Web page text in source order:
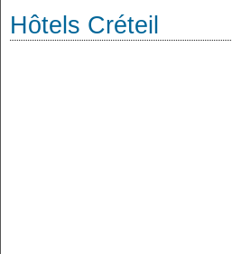
Hôtels Créteil